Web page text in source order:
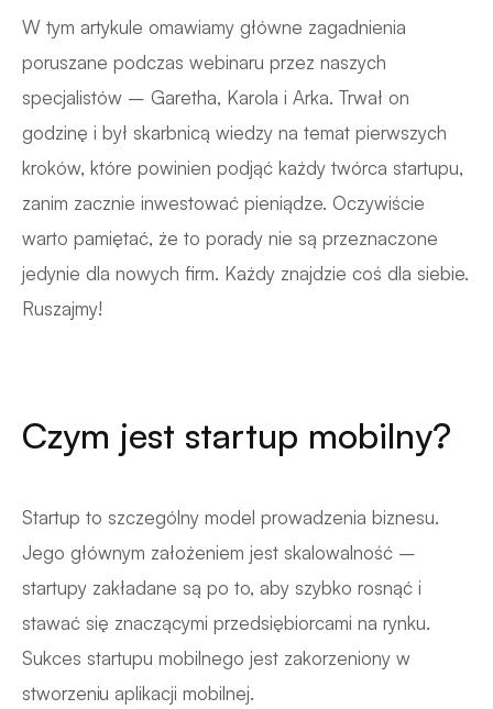
W tym artykule omawiamy główne zagadnienia
poruszane podczas webinaru przez naszych
specjalistów – Garetha, Karola i Arka. Trwał on
godzinę i był skarbnicą wiedzy na temat pierwszych
kroków, które powinien podjąć każdy twórca startupu,
zanim zacznie inwestować pieniądze. Oczywiście
warto pamiętać, że to porady nie są przeznaczone
jedynie dla nowych firm. Każdy znajdzie coś dla siebie.
Ruszajmy!
Czym jest startup mobilny?
Startup to szczególny model prowadzenia biznesu.
Jego głównym założeniem jest skalowalność –
startupy zakładane są po to, aby szybko rosnąć i
stawać się znaczącymi przedsiębiorcami na rynku.
Sukces startupu mobilnego jest zakorzeniony w
stworzeniu aplikacji mobilnej.